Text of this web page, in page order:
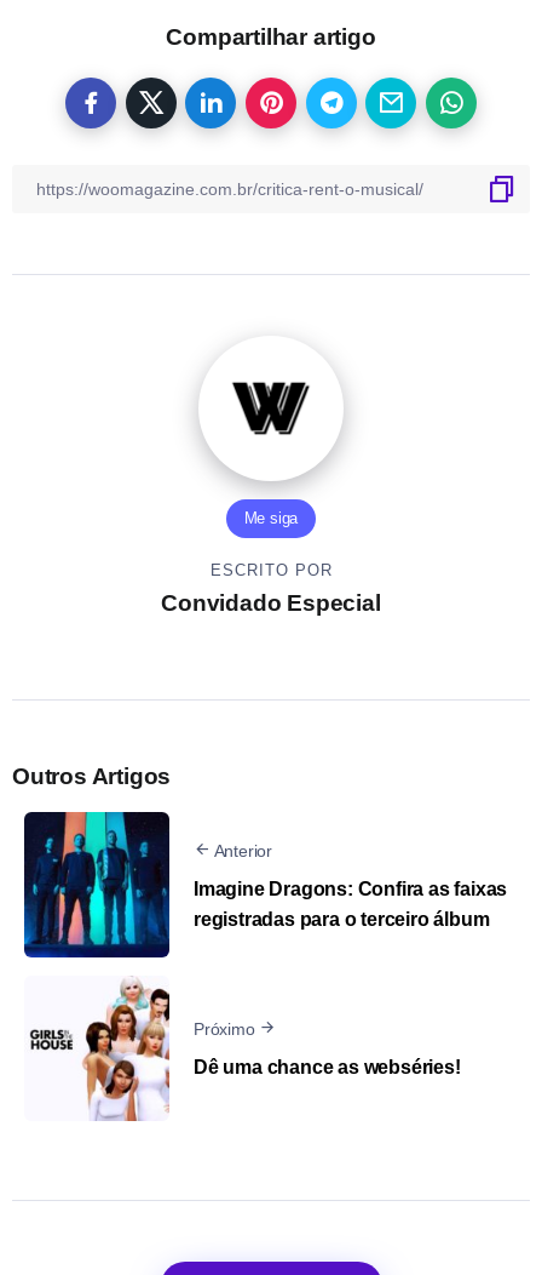
Compartilhar artigo
Me siga
ESCRITO POR
Convidado Especial
Outros Artigos
Anterior
Imagine Dragons: Confira as faixas
registradas para o terceiro álbum
Próximo
Dê uma chance as webséries!